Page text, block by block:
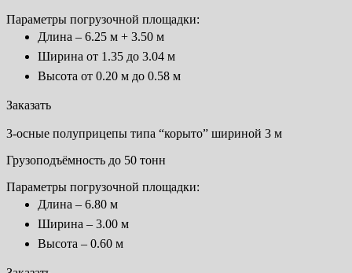
Параметры погрузочной площадки:
Длина – 6.25 м + 3.50 м
Ширина от 1.35 до 3.04 м
Высота от 0.20 м до 0.58 м
Заказать
3-осные полуприцепы типа “корыто” шириной 3 м
Грузоподъёмность до 50 тонн
Параметры погрузочной площадки:
Длина – 6.80 м
Ширина – 3.00 м
Высота – 0.60 м